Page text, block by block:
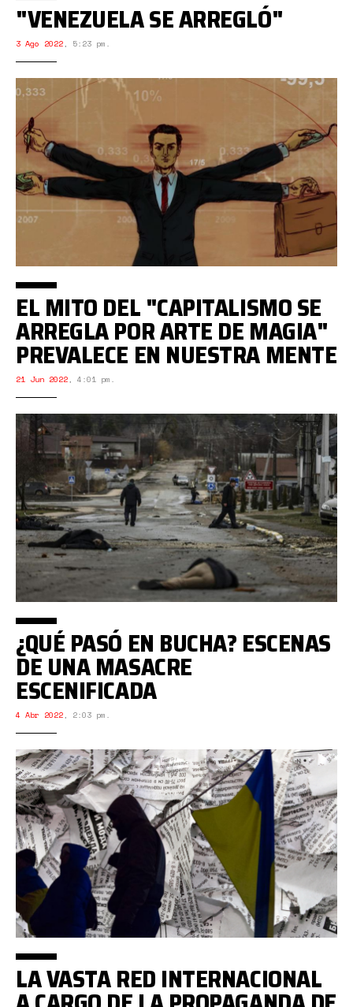
"VENEZUELA SE ARREGLÓ"
3 Ago 2022, 5:23 pm.
EL MITO DEL "CAPITALISMO SE
ARREGLA POR ARTE DE MAGIA"
PREVALECE EN NUESTRA MENTE
21 Jun 2022, 4:01 pm.
¿QUÉ PASÓ EN BUCHA? ESCENAS
DE UNA MASACRE
ESCENIFICADA
4 Abr 2022, 2:03 pm.
LA VASTA RED INTERNACIONAL